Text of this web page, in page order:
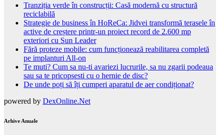
Tranziția verde în construcții: Casă modernă cu structură
reciclabilă
Strategie de business în HoReCa: Jidvei transformă terasele în
active de creștere printr-un proiect record de 2.600 mp
exteriori cu Sun Leader
Fără proteze mobile: cum funcționează reabilitarea completă
pe implanturi All-on
Te muti? Cum sa nu-ti avariezi lucrurile, sa nu zgarii podeaua
sau sa te pricopsesti cu o hernie de disc?
De unde poți să îți cumperi aparatul de aer condiționat?
powered by DexOnline.Net
Arhive Anuale